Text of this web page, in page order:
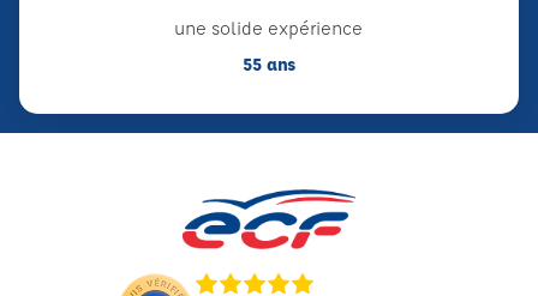
une solide expérience
55 ans